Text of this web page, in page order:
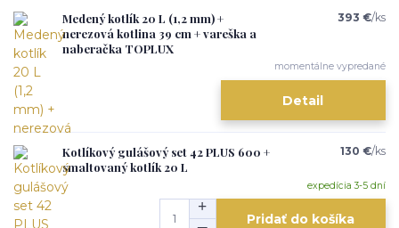
Medený kotlík 20 L (1,2 mm) +
nerezová kotlina 39 cm + vareška a
naberačka TOPLUX
393 €/ks
momentálne vypredané
Detail
Kotlíkový gulášový set 42 PLUS 600 +
smaltovaný kotlík 20 L
130 €/ks
expedícia 3-5 dní
Pridať do košíka